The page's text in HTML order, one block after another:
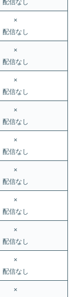
配信なし
×
配信なし
×
配信なし
×
配信なし
×
配信なし
×
配信なし
×
配信なし
×
配信なし
×
配信なし
×
配信なし
×